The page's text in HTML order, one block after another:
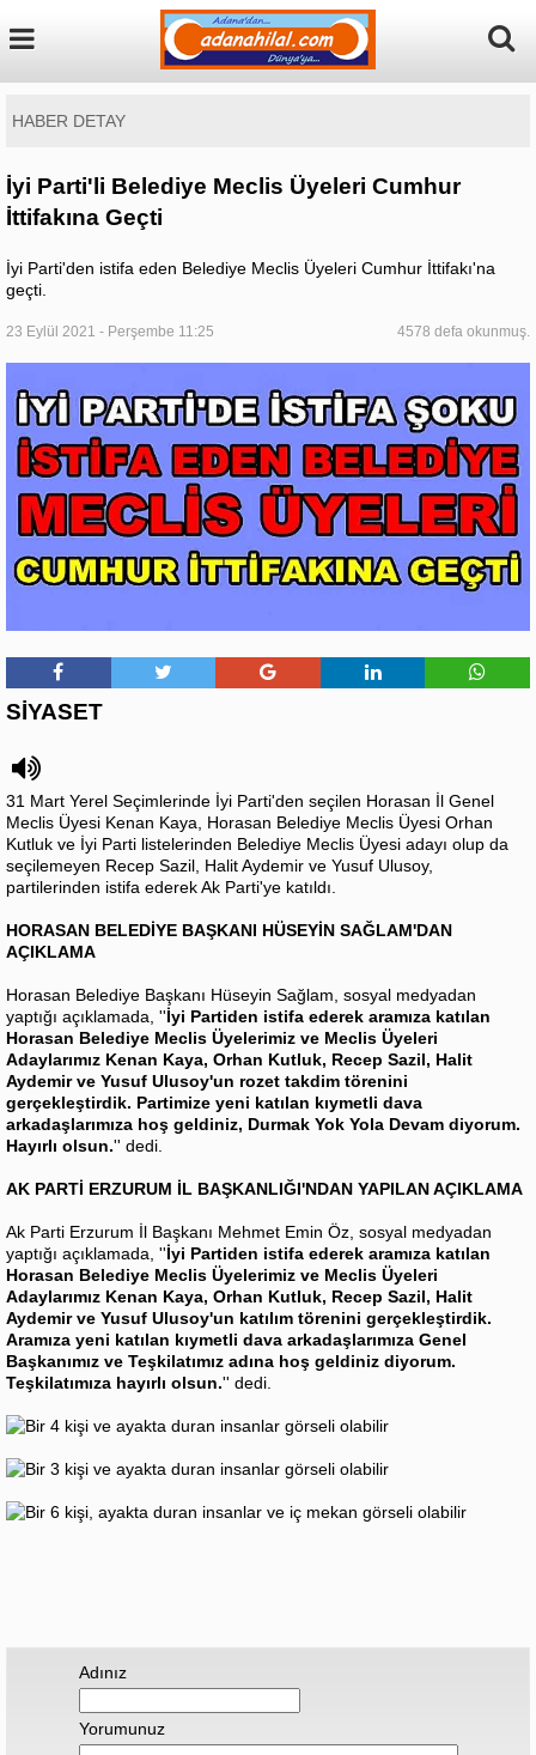
HABER DETAY
İyi Parti'li Belediye Meclis Üyeleri Cumhur
İttifakına Geçti
İyi Parti'den istifa eden Belediye Meclis Üyeleri Cumhur İttifakı'na
geçti.
23 Eylül 2021 - Perşembe 11:25 4578 defa okunmuş.
SİYASET
31 Mart Yerel Seçimlerinde İyi Parti'den seçilen Horasan İl Genel
Meclis Üyesi Kenan Kaya, Horasan Belediye Meclis Üyesi Orhan
Kutluk ve İyi Parti listelerinden Belediye Meclis Üyesi adayı olup da
seçilemeyen Recep Sazil, Halit Aydemir ve Yusuf Ulusoy,
partilerinden istifa ederek Ak Parti'ye katıldı.
HORASAN BELEDİYE BAŞKANI HÜSEYİN SAĞLAM'DAN
AÇIKLAMA
Horasan Belediye Başkanı Hüseyin Sağlam, sosyal medyadan
yaptığı açıklamada, ''İyi Partiden istifa ederek aramıza katılan
Horasan Belediye Meclis Üyelerimiz ve Meclis Üyeleri
Adaylarımız Kenan Kaya, Orhan Kutluk, Recep Sazil, Halit
Aydemir ve Yusuf Ulusoy'un rozet takdim törenini
gerçekleştirdik. Partimize yeni katılan kıymetli dava
arkadaşlarımıza hoş geldiniz, Durmak Yok Yola Devam diyorum.
Hayırlı olsun.'' dedi.
AK PARTİ ERZURUM İL BAŞKANLIĞI'NDAN YAPILAN AÇIKLAMA
Ak Parti Erzurum İl Başkanı Mehmet Emin Öz, sosyal medyadan
yaptığı açıklamada, ''İyi Partiden istifa ederek aramıza katılan
Horasan Belediye Meclis Üyelerimiz ve Meclis Üyeleri
Adaylarımız Kenan Kaya, Orhan Kutluk, Recep Sazil, Halit
Aydemir ve Yusuf Ulusoy'un katılım törenini gerçekleştirdik.
Aramıza yeni katılan kıymetli dava arkadaşlarımıza Genel
Başkanımız ve Teşkilatımız adına hoş geldiniz diyorum.
Teşkilatımıza hayırlı olsun.'' dedi.
Adınız
Yorumunuz